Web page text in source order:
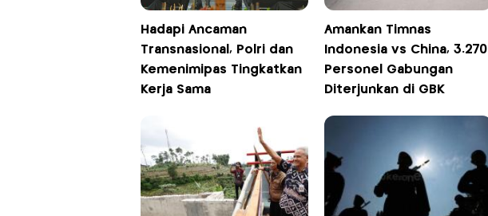
Hadapi Ancaman
Transnasional, Polri dan
Kemenimipas Tingkatkan
Kerja Sama
Amankan Timnas
Indonesia vs China, 3.270
Personel Gabungan
Diterjunkan di GBK